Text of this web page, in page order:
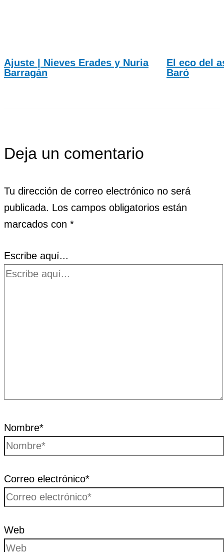
Ajuste | Nieves Erades y Nuria
Barragán
El eco del
Baró
Deja un comentario
Tu dirección de correo electrónico no será
publicada. Los campos obligatorios están
marcados con *
Escribe aquí...
Nombre*
Correo electrónico*
Web